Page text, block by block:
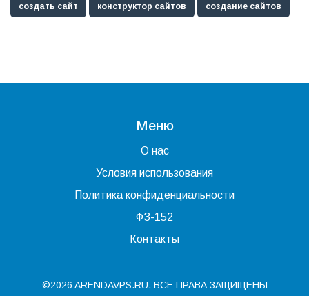
создать сайт конструктор сайтов создание сайтов
Меню
О нас
Условия использования
Политика конфиденциальности
ФЗ-152
Контакты
©2026 ARENDAVPS.RU. ВСЕ ПРАВА ЗАЩИЩЕНЫ